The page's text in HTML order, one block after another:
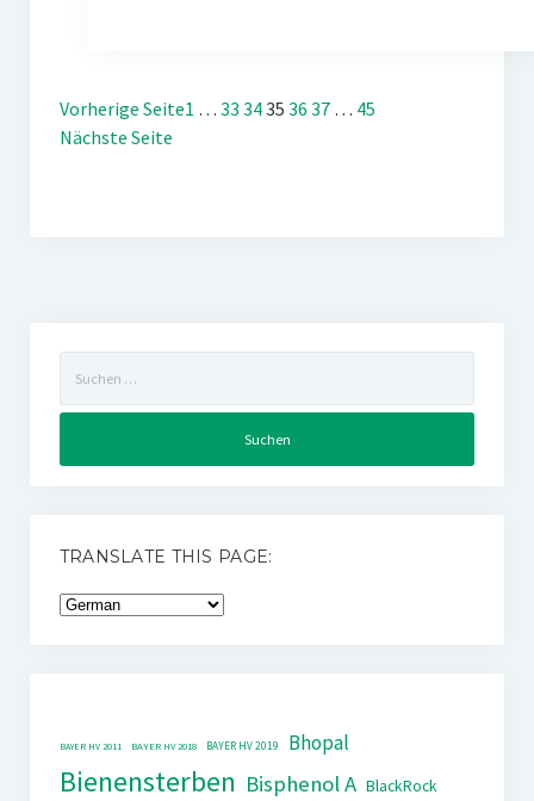
Vorherige Seite1 … 33 3435 36 37 … 45
Nächste Seite
nach:
TRANSLATE THIS PAGE:
BAYER HV 2011 BAYER HV 2018 BAYER HV 2019 Bhopal
Bienensterben Bisphenol A BlackRock